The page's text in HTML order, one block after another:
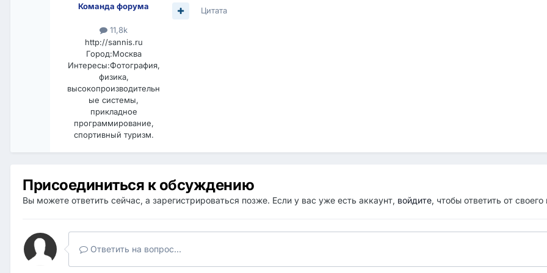
Команда форума
11,8k
http://sannis.ru
Город:Москва
Интересы:Фотография,
физика,
высокопроизводительн
ые системы,
прикладное
программирование,
спортивный туризм.
Цитата
Присоединиться к обсуждению
Вы можете ответить сейчас, а зарегистрироваться позже. Если у вас уже есть аккаунт, войдите, чтобы ответить от
Ответить на вопрос...